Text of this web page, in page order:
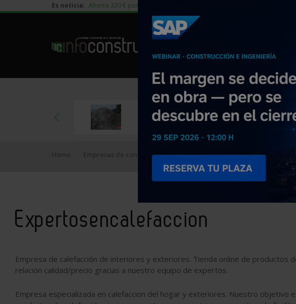
Es noticia: Ahorra 320 € por vivienda en edificación residencial
NOTICIAS
Empresas de construcción Expertosencalefaccion
Expertosencalefaccion
Empresa de calefacción de interiores y exteriores. Tienda online de productos
relación calidad/precio gracias a nuestro equipo de expertos.
Empresa especializada en calefaccion del hogar y exteriores. Nuestro objetivo